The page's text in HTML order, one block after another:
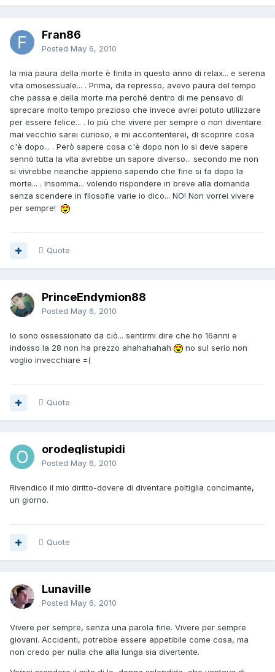
Fran86
Posted May 6, 2010
la mia paura della morte è finita in questo anno di relax... e serena
vita omosessuale... . Prima, da represso, avevo paura del tempo
che passa e della morte ma perché dentro di me pensavo di
sprecare molto tempo prezioso che invece avrei potuto utilizzare
per essere felice... . Io più che vivere per sempre o non diventare
mai vecchio sarei curioso, e mi accontenterei, di scoprire cosa
c'è dopo... . Però sapere cosa c'è dopo non lo si deve sapere
sennò tutta la vita avrebbe un sapore diverso... secondo me non
si vivrebbe neanche appieno sapendo che fine si fa dopo la
morte... . Insomma... volendo rispondere in breve alla domanda
senza scendere in filosofie varie io dico... NO! Non vorrei vivere
per sempre!
Quote
PrinceEndymion88
Posted May 6, 2010
Io sono ossessionato da ciò... sentirmi dire che ho 16anni e
indosso la 28 non ha prezzo ahahahahah
no sul serio non
voglio invecchiare =(
Quote
orodeglistupidi
Posted May 6, 2010
Rivendico il mio diritto-dovere di diventare poltiglia concimante,
un giorno.
Quote
Lunaville
Posted May 6, 2010
Vivere per sempre, senza una parola fine. Vivere per sempre
giovani. Accidenti, potrebbe essere appetibile come cosa, ma
non credo per nulla che alla lunga sia divertente.